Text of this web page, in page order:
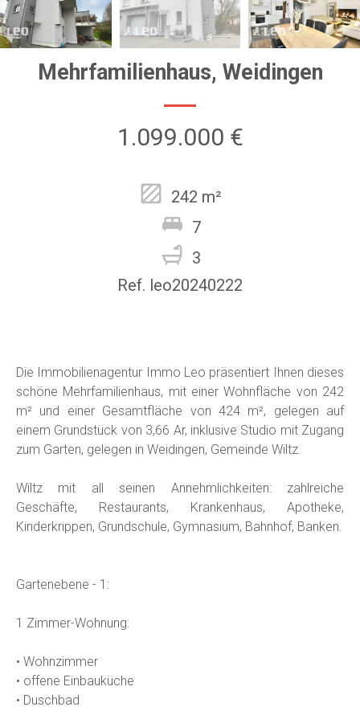
Mehrfamilienhaus, Weidingen
1.099.000 €
242 m²
7
3
Ref. leo20240222
Die Immobilienagentur Immo Leo präsentiert Ihnen dieses
schöne Mehrfamilienhaus, mit einer Wohnfläche von 242
m² und einer Gesamtfläche von 424 m², gelegen auf
einem Grundstück von 3,66 Ar, inklusive Studio mit Zugang
zum Garten, gelegen in Weidingen, Gemeinde Wiltz.
Wiltz mit all seinen Annehmlichkeiten: zahlreiche
Geschäfte, Restaurants, Krankenhaus, Apotheke,
Kinderkrippen, Grundschule, Gymnasium, Bahnhof, Banken.
Gartenebene - 1:
1 Zimmer-Wohnung:
• Wohnzimmer
• offene Einbauküche
• Duschbad